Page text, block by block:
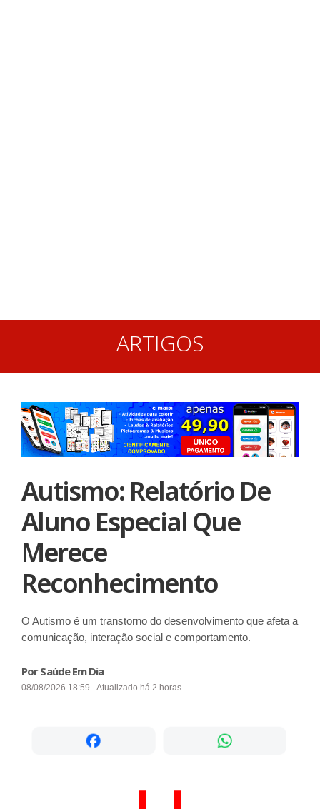
ARTIGOS
Autismo: Relatório De
Aluno Especial Que
Merece
Reconhecimento
O Autismo é um transtorno do desenvolvimento que afeta a
comunicação, interação social e comportamento.
Por Saúde Em Dia
08/08/2026 18:59 - Atualizado há 2 horas